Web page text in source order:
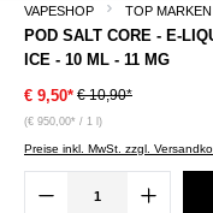
VAPESHOP TOP MARKEN
POD SALT CORE - E-
ICE - 10 ML - 11 MG
€ 9,50* € 10,90*
(€ 950,00* / 1 l)
Preise inkl. MwSt. zzgl.